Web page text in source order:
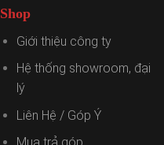
Shop
Giới thiệu công ty
Hệ thống showroom, đại
lý
Liên Hệ / Góp Ý